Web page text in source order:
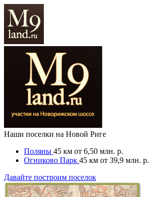
Наши поселки на Новой Риге
Поляны 45 км от 6,50 млн. р.
Огниково Парк 45 км от 39,9 млн. р.
Давайте построим поселок